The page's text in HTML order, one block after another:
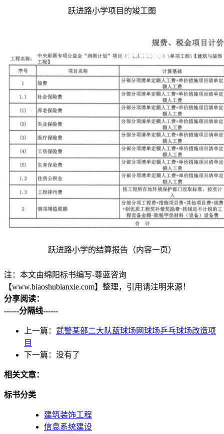
跃进路小学项目的竣工图
跃进路小学的结算报告（内容一页）
注：本文由绵阳标书编写-尊蓝咨询
【www.biaoshubianxie.com】整理，引用请注明来源！
分享阅读：
------分隔线------
上一篇： 武警某部二大队蓝球场网球场乒乓球场改造项
目
下一篇：没有了
相关文章：
标书分类
建筑装饰工程
信息系统建设